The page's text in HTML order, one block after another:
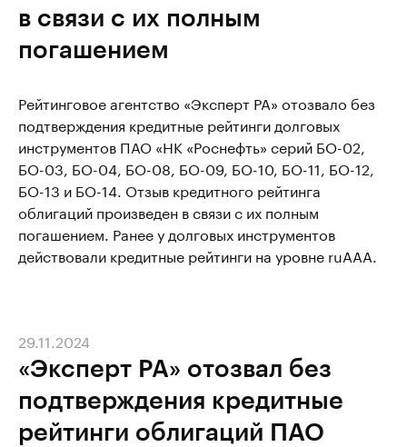
в связи с их полным
погашением
Рейтинговое агентство «Эксперт РА» отозвало без
подтверждения кредитные рейтинги долговых
инструментов ПАО «НК «Роснефть» серий БО-02,
БО-03, БО-04, БО-08, БО-09, БО-10, БО-11, БО-12,
БО-13 и БО-14. Отзыв кредитного рейтинга
облигаций произведен в связи с их полным
погашением. Ранее у долговых инструментов
действовали кредитные рейтинги на уровне ruААА.
«Эксперт РА» отозвал без
подтверждения кредитные
рейтинги облигаций ПАО
29.11.2024